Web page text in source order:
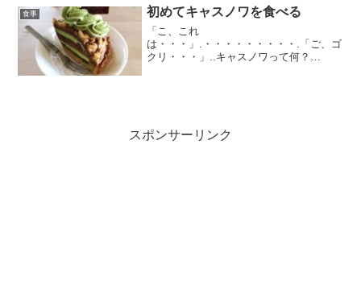
た。重さに応じて調味料を計算をするの
でもっといれ...
食事 初めてキャスノワを食べる
「こ、これ
は・・・」.・・・・・・・・・.「ご、ゴ
クリ・・・」..キャスノワって何？
スポンサーリンク